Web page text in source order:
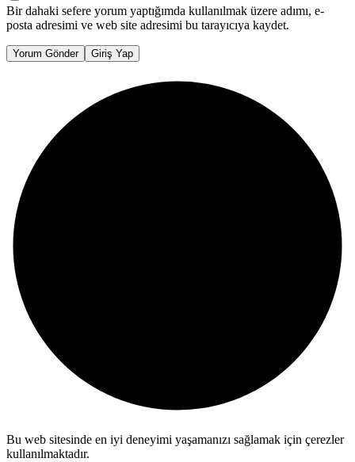
Bir dahaki sefere yorum yaptığımda kullanılmak üzere adımı, e-
posta adresimi ve web site adresimi bu tarayıcıya kaydet.
Yorum Gönder Giriş Yap
Bu web sitesinde en iyi deneyimi yaşamanızı sağlamak için çerezler
kullanılmaktadır.